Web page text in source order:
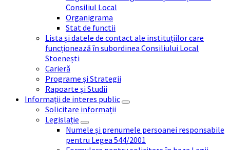
Consiliul Local
Organigrama
Stat de functii
Lista și datele de contact ale instituțiilor care
funcționează în subordinea Consiliului Local
Stoenești
Carieră
Programe și Strategii
Rapoarte și Studii
Informații de interes public
Solicitare informații
Legislație
Numele și prenumele persoanei responsabile
pentru Legea 544/2001